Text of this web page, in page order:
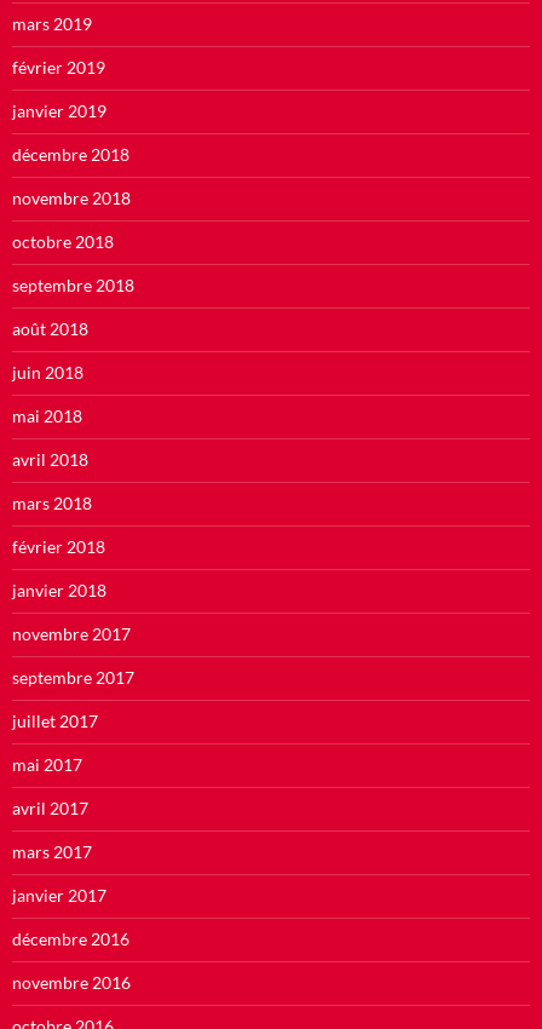
mars 2019
février 2019
janvier 2019
décembre 2018
novembre 2018
octobre 2018
septembre 2018
août 2018
juin 2018
mai 2018
avril 2018
mars 2018
février 2018
janvier 2018
novembre 2017
septembre 2017
juillet 2017
mai 2017
avril 2017
mars 2017
janvier 2017
décembre 2016
novembre 2016